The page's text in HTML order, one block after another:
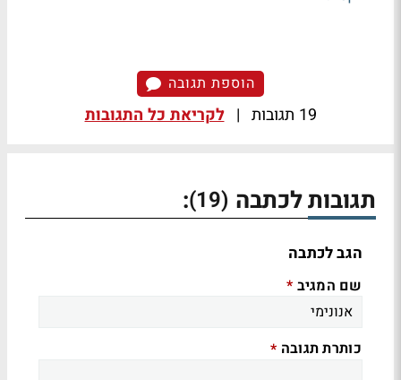
הוספת תגובה
19 תגובות | לקריאת כל התגובות
תגובות לכתבה (19)
:
הגב לכתבה
שם המגיב *
כותרת תגובה *